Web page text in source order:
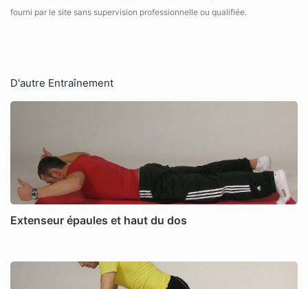
fourni par le site sans supervision professionnelle ou qualifiée.
D'autre Entraînement
Extenseur épaules et haut du dos